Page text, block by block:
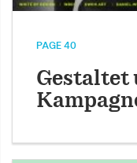
PAGE 40
Gestaltet